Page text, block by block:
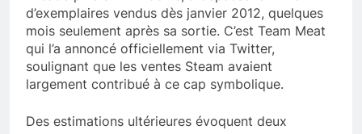
d’exemplaires vendus dès janvier 2012, quelques
mois seulement après sa sortie. C’est Team Meat
qui l’a annoncé officiellement via Twitter,
soulignant que les ventes Steam avaient
largement contribué à ce cap symbolique.
Des estimations ultérieures évoquent deux